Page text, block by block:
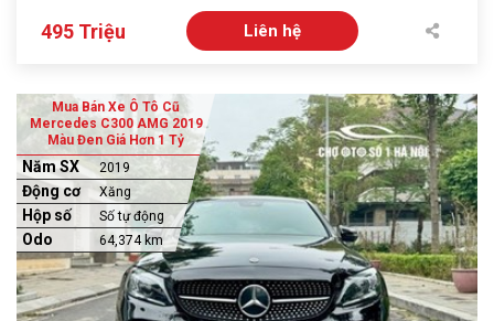
495 Triệu Liên hệ
Mua Bán Xe Ô Tô Cũ
Mercedes C300 AMG 2019
Màu Đen Giá Hơn 1 Tỷ
Năm SX 2019
Động cơ Xăng
Hộp số Số tự động
Odo 64,374 km